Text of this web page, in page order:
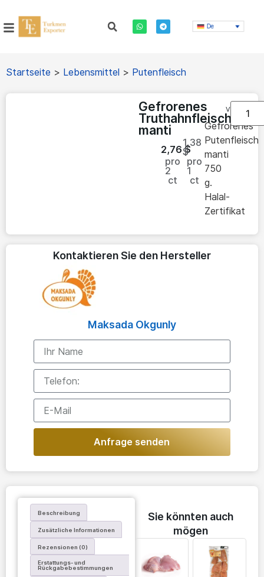
De
Startseite > Lebensmittel > Putenfleisch
Gefrorenes
Truthahnfleisch
manti
2,76$
pro
2
ct
1,38
$
pro
1
ct
Gefrorenes
Putenfleisch
manti
750
g.
Halal-
Zertifikat
Vorrätig
Kontaktieren Sie den Hersteller
Maksada Okgunly
Anfrage senden
Beschreibung
Zusätzliche Informationen
Rezensionen (0)
Erstattungs- und
Rückgabebestimmungen
Sie könnten auch
mögen